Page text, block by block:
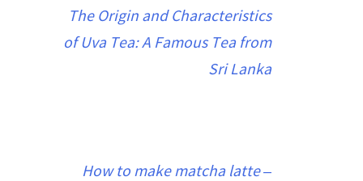
The Origin and Characteristics
of Uva Tea: A Famous Tea from
Sri Lanka
How to make matcha latte –